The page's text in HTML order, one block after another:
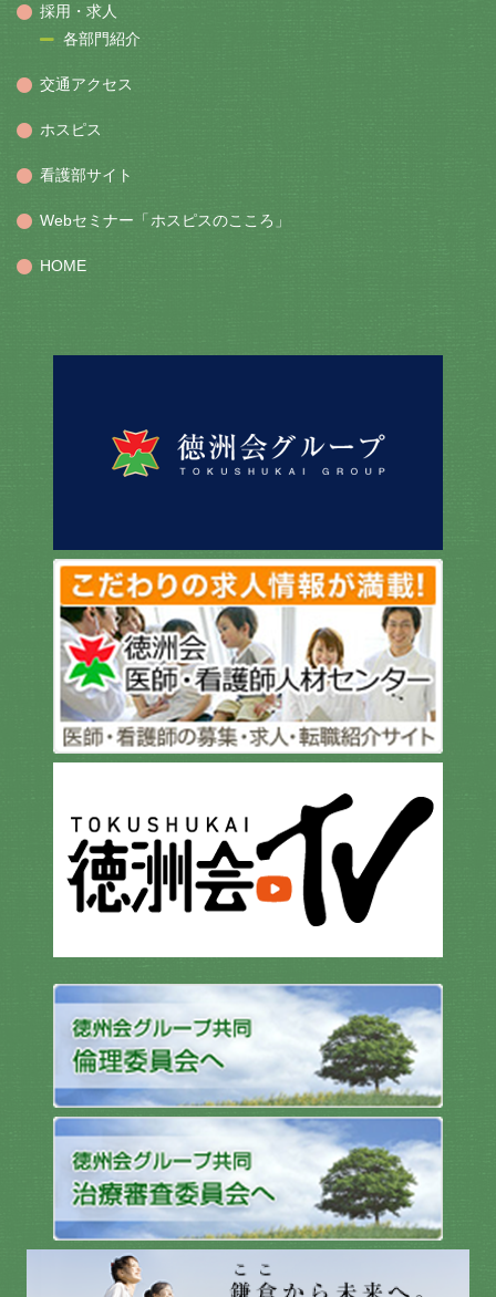
採用・求人
各部門紹介
交通アクセス
ホスピス
看護部サイト
Webセミナー「ホスピスのこころ」
HOME